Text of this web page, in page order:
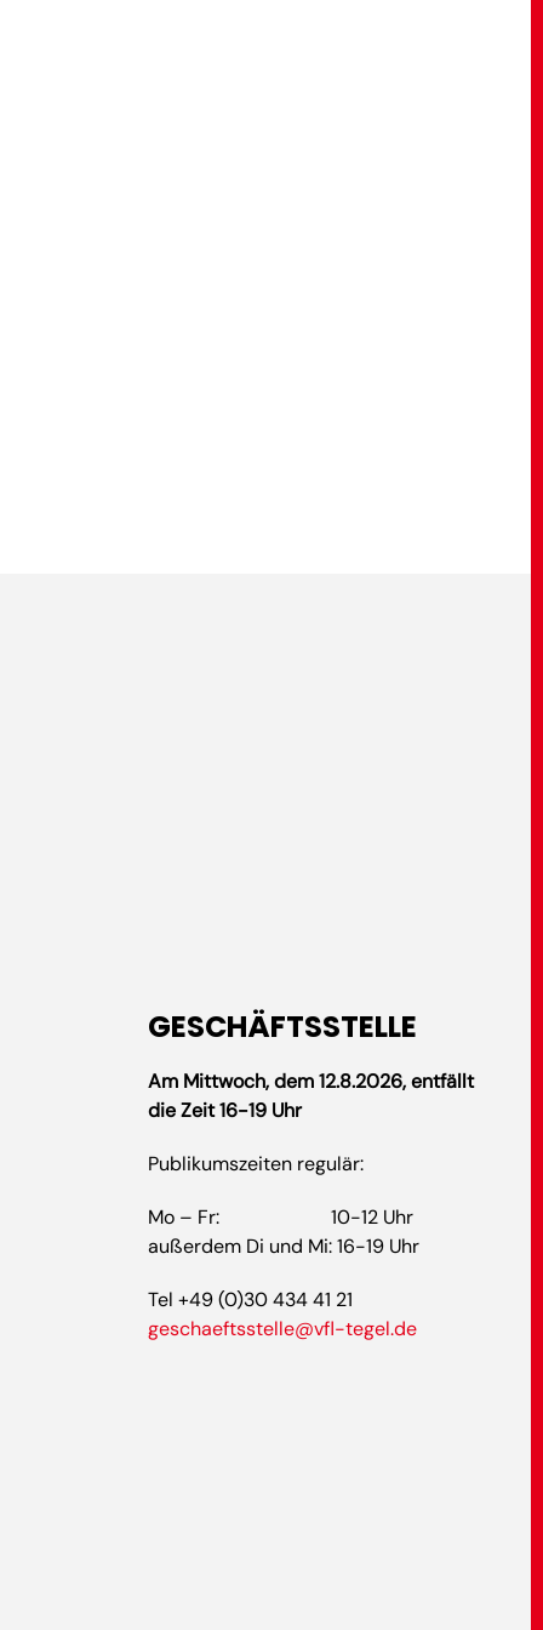
GESCHÄFTSSTELLE
Am Mittwoch, dem 12.8.2026, entfällt
die Zeit 16-19 Uhr
Publikumszeiten regulär:
Mo – Fr: 10-12 Uhr
außerdem Di und Mi: 16-19 Uhr
Tel +49 (0)30 434 41 21
geschaeftsstelle@vfl-tegel.de